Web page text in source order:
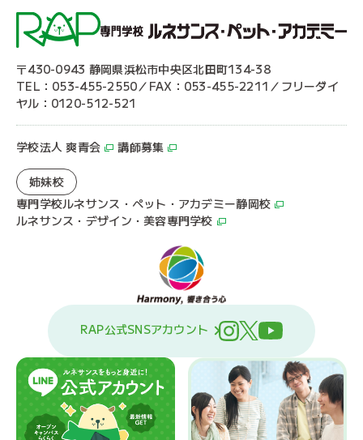
〒430-0943 静岡県浜松市中央区北田町134-38
TEL：053-455-2550／FAX：053-455-2211／フリーダイ
ヤル：0120-512-521
学校法人 爽青会 講師募集
姉妹校
専門学校ルネサンス・ペット・アカデミー静岡校
ルネサンス・デザイン・美容専門学校
RAP公式SNSアカウント